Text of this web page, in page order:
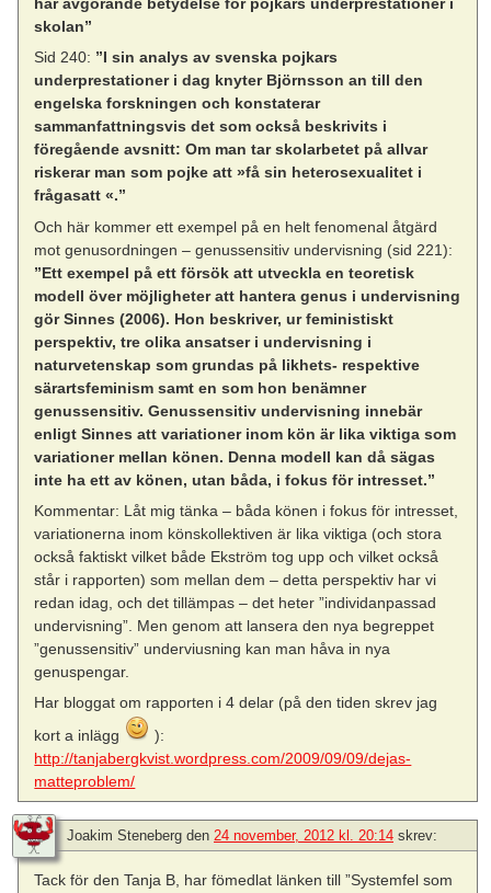
skolan”
Sid 240: ”I sin analys av svenska pojkars
underprestationer i dag knyter Björnsson an till den
engelska forskningen och konstaterar
sammanfattningsvis det som också beskrivits i
föregående avsnitt: Om man tar skolarbetet på allvar
riskerar man som pojke att »få sin heterosexualitet i
frågasatt «.”
Och här kommer ett exempel på en helt fenomenal åtgärd
mot genusordningen – genussensitiv undervisning (sid 221):
”Ett exempel på ett försök att utveckla en teoretisk
modell över möjligheter att hantera genus i undervisning
gör Sinnes (2006). Hon beskriver, ur feministiskt
perspektiv, tre olika ansatser i undervisning i
naturvetenskap som grundas på likhets- respektive
särartsfeminism samt en som hon benämner
genussensitiv. Genussensitiv undervisning innebär
enligt Sinnes att variationer inom kön är lika viktiga som
variationer mellan könen. Denna modell kan då sägas
inte ha ett av könen, utan båda, i fokus för intresset.”
Kommentar: Låt mig tänka – båda könen i fokus för intresset,
variationerna inom könskollektiven är lika viktiga (och stora
också faktiskt vilket både Ekström tog upp och vilket också
står i rapporten) som mellan dem – detta perspektiv har vi
redan idag, och det tillämpas – det heter ”individanpassad
undervisning”. Men genom att lansera den nya begreppet
”genussensitiv” underviusning kan man håva in nya
genuspengar.
Har bloggat om rapporten i 4 delar (på den tiden skrev jag
kort a inlägg
):
http://tanjabergkvist.wordpress.com/2009/09/09/dejas-
matteproblem/
Joakim Steneberg den 24 november, 2012 kl. 20:14 skrev:
Tack för den Tanja B, har fömedlat länken till ”Systemfel som